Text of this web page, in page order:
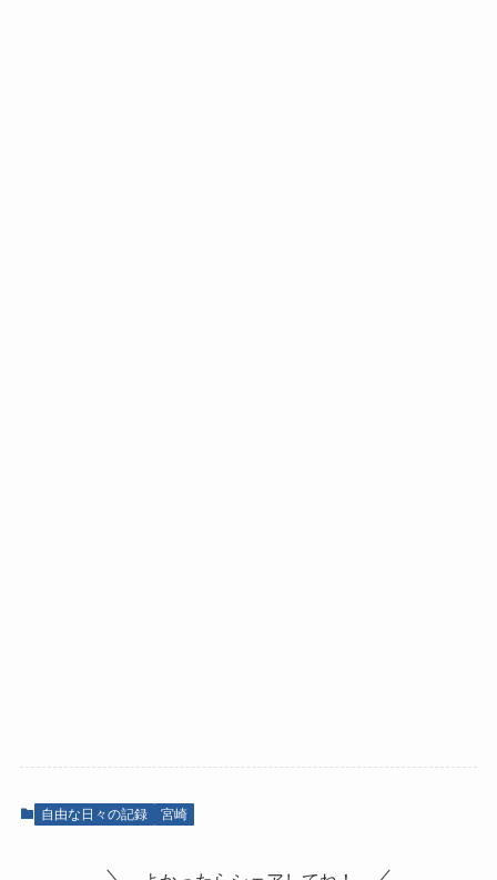
自由な日々の記録 宮崎